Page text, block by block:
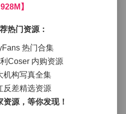
着海岛的宁静与活力展开，而
亮点，银色的小链在光线下闪
光。
的逆光与补光相结合的方
928M】
热门资源：
热门合集
Coser 内购资源
机构写真全集
反差精选资源
资源，等你发现！